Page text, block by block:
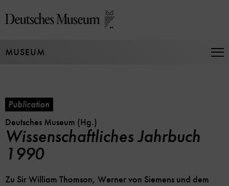
directly
page
MUSEUM
Publication
Deutsches Museum (Hg.)
Wissenschaftliches Jahrbuch
1990
Zu Sir William Thomson, Werner von Siemens und dem